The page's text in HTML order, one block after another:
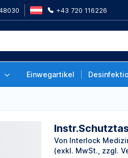
+43 720 116226
Einwegartikel
Medizintechnik GmbH
Von Interlock
(exkl. MwSt., zzgl.